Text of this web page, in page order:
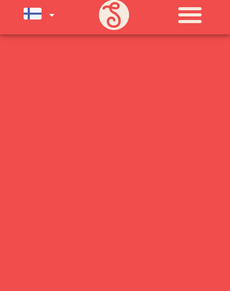
SU) ELOKUUN LOPPUUN ASTI
LÄMPIMÄSTI TERVETULOA!